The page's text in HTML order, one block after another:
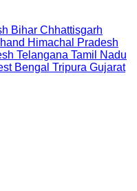
Bihar Chhattisgarh
Himachal Pradesh
Telangana Tamil Nadu
Bengal Tripura Gujarat